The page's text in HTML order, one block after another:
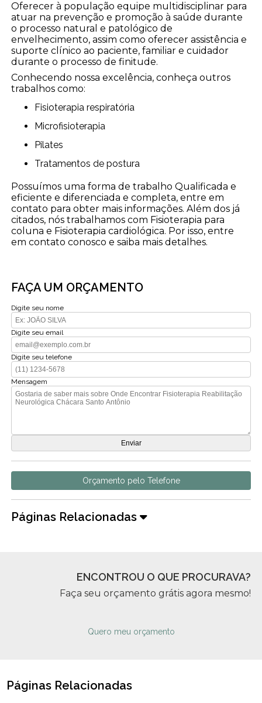
Oferecer à população equipe multidisciplinar para
atuar na prevenção e promoção à saúde durante
o processo natural e patológico de
envelhecimento, assim como oferecer assistência e
suporte clínico ao paciente, familiar e cuidador
durante o processo de finitude.
Conhecendo nossa excelência, conheça outros
trabalhos como:
Fisioterapia respiratória
Microfisioterapia
Pilates
Tratamentos de postura
Possuímos uma forma de trabalho Qualificada e
eficiente e diferenciada e completa, entre em
contato para obter mais informações. Além dos já
citados, nós trabalhamos com Fisioterapia para
coluna e Fisioterapia cardiológica. Por isso, entre
em contato conosco e saiba mais detalhes.
FAÇA UM ORÇAMENTO
Digite seu nome
Digite seu email
Digite seu telefone
Mensagem
Orçamento pelo Telefone
Páginas Relacionadas
ENCONTROU O QUE PROCURAVA?
Faça seu orçamento grátis agora mesmo!
Quero meu orçamento
Páginas Relacionadas